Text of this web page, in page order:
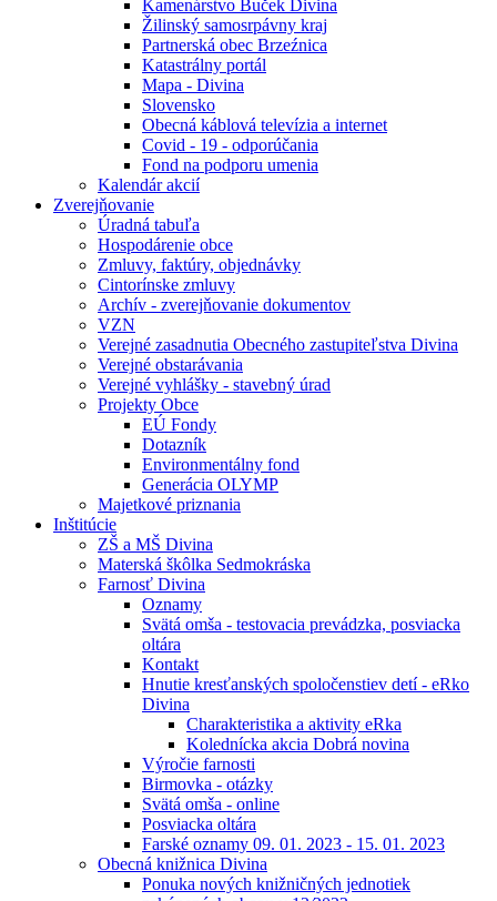
Kamenárstvo Buček Divina
Žilinský samosrpávny kraj
Partnerská obec Brzeźnica
Katastrálny portál
Mapa - Divina
Slovensko
Obecná káblová televízia a internet
Covid - 19 - odporúčania
Fond na podporu umenia
Kalendár akcií
Zverejňovanie
Úradná tabuľa
Hospodárenie obce
Zmluvy, faktúry, objednávky
Cintorínske zmluvy
Archív - zverejňovanie dokumentov
VZN
Verejné zasadnutia Obecného zastupiteľstva Divina
Verejné obstarávania
Verejné vyhlášky - stavebný úrad
Projekty Obce
EÚ Fondy
Dotazník
Environmentálny fond
Generácia OLYMP
Majetkové priznania
Inštitúcie
ZŠ a MŠ Divina
Materská škôlka Sedmokráska
Farnosť Divina
Oznamy
Svätá omša - testovacia prevádzka, posviacka
oltára
Kontakt
Hnutie kresťanských spoločenstiev detí - eRko
Divina
Charakteristika a aktivity eRka
Kolednícka akcia Dobrá novina
Výročie farnosti
Birmovka - otázky
Svätá omša - online
Posviacka oltára
Farské oznamy 09. 01. 2023 - 15. 01. 2023
Obecná knižnica Divina
Ponuka nových knižničných jednotiek